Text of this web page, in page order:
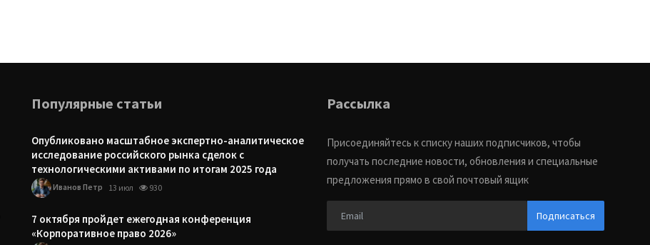
Популярные статьи
Опубликовано масштабное экспертно-аналитическое
исследование российского рынка сделок с
технологическими активами по итогам 2025 года
Иванов Петр 13 июл 930
7 октября пройдет ежегодная конференция
«Корпоративное право 2026»
Рассылка
Присоединяйтесь к списку наших подписчиков, чтобы
получать последние новости, обновления и специальные
предложения прямо в свой почтовый ящик
Подписаться